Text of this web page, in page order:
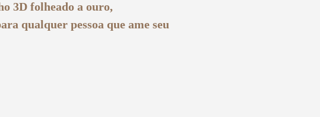
3D folheado a ouro,
qualquer pessoa que ame seu